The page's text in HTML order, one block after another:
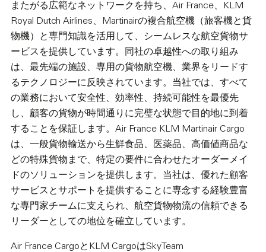
またがる広範なネットワークを持ち、Air France、KLM
Royal Dutch Airlines、Martinairの複合航空機（旅客機と貨
物機）と専門知識を活用して、シームレスな航空貨物サ
ービスを提供しています。同社の卓越性への取り組み
は、最先端の施設、専用の貨物航空機、業界をリードす
るテクノロジーに反映されています。当社では、すべて
の業務において安全性、効率性、持続可能性を最優先
し、顧客の貨物が時間通りに完璧な状態で目的地に到着
することを保証します。Air France KLM Martinair Cargo
は、一般貨物輸送から生鮮食品、医薬品、高価値商品な
どの特殊貨物まで、特定の要件に合わせたオーダーメイ
ドのソリューションを提供します。当社は、優れた顧客
サービスとサポートを提供することに専念する経験豊富
な専門家チームに支えられ、航空貨物物流の信頼できる
リーダーとしての地位を確立しています。
Air France CargoとKLM CargoはSkyTeam